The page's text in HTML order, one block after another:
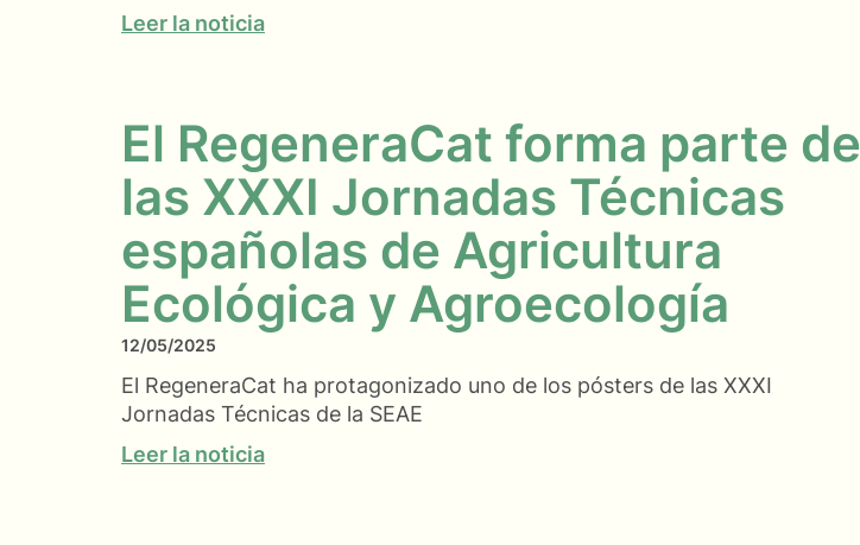
Leer la noticia
El RegeneraCat forma parte de
las XXXI Jornadas Técnicas
españolas de Agricultura
Ecológica y Agroecología
12/05/2025
El RegeneraCat ha protagonizado uno de los pósters de las XXXI
Jornadas Técnicas de la SEAE
Leer la noticia